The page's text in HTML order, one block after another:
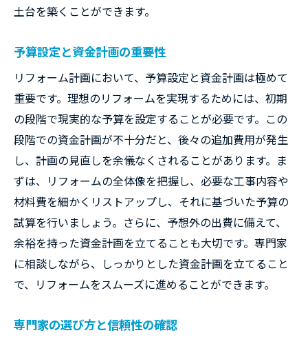
バスルームリフォームの成功事例
エコで快適な住まいの実現
古民家再生の実例とポイント
インテリアスタイルの一新
リフォームで失敗しないための注意点と対策
よくあるミスとその回避法
予算オーバーを防ぐ方法
見落としがちな契約内容の確認
施工中のトラブル事例と解決策
保証とアフターケアの重要性
新築との違いを理解する
満足度の高いリフォームを実現するための重要
顧客満足度を高める秘訣
土台を築くことができます。
予算設定と資金計画の重要性
リフォーム計画において、予算設定と資金計画は極めて
重要です。理想のリフォームを実現するためには、初期
の段階で現実的な予算を設定することが必要です。この
段階での資金計画が不十分だと、後々の追加費用が発生
し、計画の見直しを余儀なくされることがあります。ま
ずは、リフォームの全体像を把握し、必要な工事内容や
材料費を細かくリストアップし、それに基づいた予算の
試算を行いましょう。さらに、予想外の出費に備えて、
余裕を持った資金計画を立てることも大切です。専門家
に相談しながら、しっかりとした資金計画を立てること
で、リフォームをスムーズに進めることができます。
専門家の選び方と信頼性の確認